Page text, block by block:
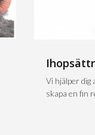
Vi hjälper dig
skapa en fin